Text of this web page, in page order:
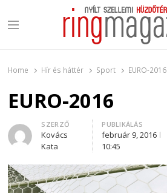
Menu
Home Hír és háttér Sport EURO-2016
EURO-2016
Author
SZERZŐ
Kovács
Kata
PUBLIKÁLÁS
február 9, 2016
10:45